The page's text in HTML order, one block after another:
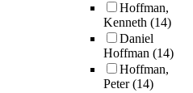
Hoffman,
Kenneth (14)
Daniel
Hoffman (14)
Hoffman,
Peter(14)